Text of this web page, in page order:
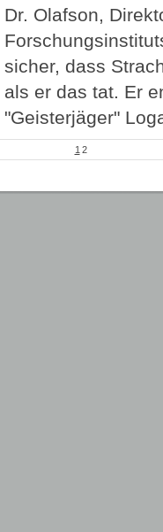
Dr. Olafson,
sicher, dass
als er das tat. Er
"Geisterjäger"
1 2